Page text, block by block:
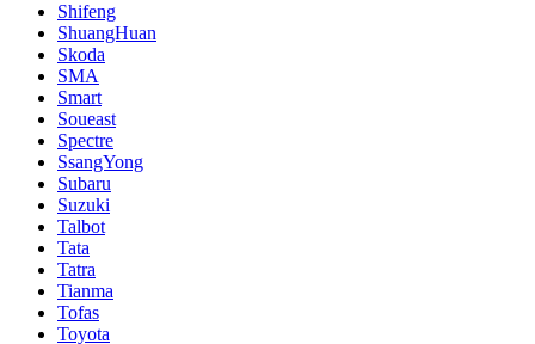
Shifeng
ShuangHuan
Skoda
SMA
Smart
Soueast
Spectre
SsangYong
Subaru
Suzuki
Talbot
Tata
Tatra
Tianma
Tofas
Toyota